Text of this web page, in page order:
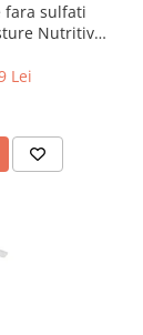
fara sulfati
Nutritive
Lei